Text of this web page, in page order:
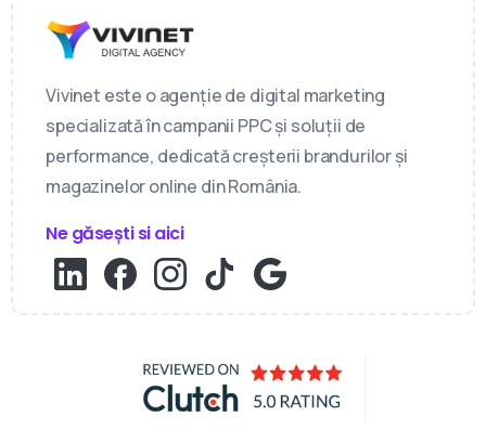
Vivinet este o agenție de digital marketing
specializată în campanii PPC și soluții de
performance, dedicată creșterii brandurilor și
magazinelor online din România.
Ne găsești si aici